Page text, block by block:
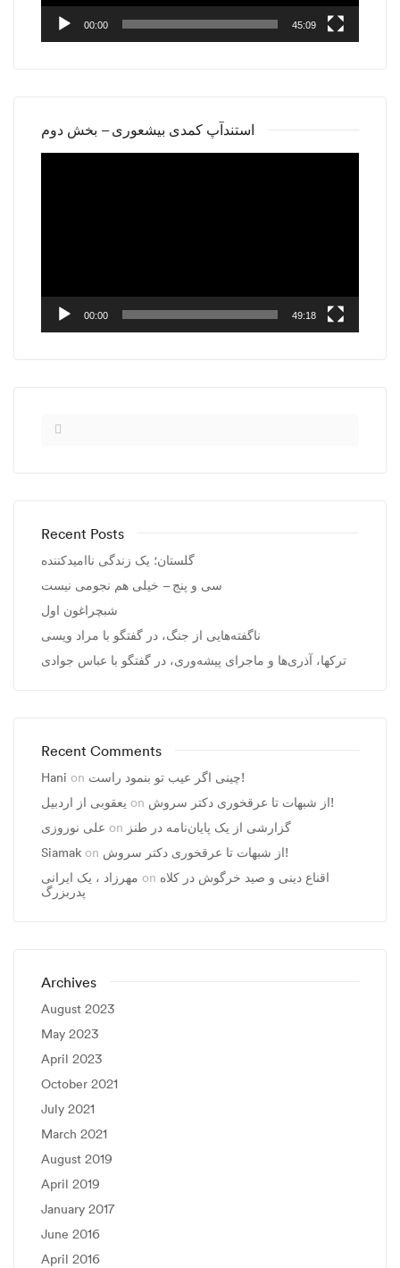
00:00 45:09
استندآپ کمدی بیشعوری – بخش دوم
00:00 49:18
Recent Posts
گلستان؛ یک زندگی ناامیدکننده
سی و پنج – خیلی هم نجومی نیست
شبچراغون اول
ناگفته‌هایی از جنگ، در گفتگو با مراد ویسی
ترکها، آذری‌ها و ماجرای پیشه‌وری، در گفتگو با عباس جوادی
Recent Comments
Hani on
چینی اگر عیب تو بنمود راست!
یعقوبی از اردبیل on
از شبهات تا عرقخوری دکتر سروش!
علی نوروزی on گزارشی از یک پایان‌نامه در طنز
Siamak on
از شبهات تا عرقخوری دکتر سروش!
مهرزاد ، يک ايرانی on اقناع دینی و صید خرگوش در کلاه
پدربزرگ
Archives
August 2023
May 2023
April 2023
October 2021
July 2021
March 2021
August 2019
April 2019
January 2017
June 2016
April 2016